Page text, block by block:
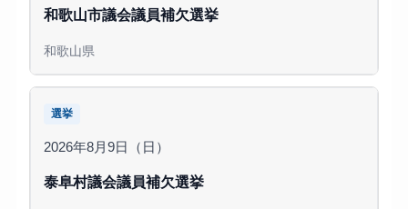
和歌山市議会議員補欠選挙
和歌山県
選挙
2026年8月9日（日）
泰阜村議会議員補欠選挙